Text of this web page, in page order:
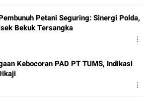
Petani Seguring: Sinergi Polda,
Bekuk Tersangka
Kebocoran PAD PT TUMS, Indikasi